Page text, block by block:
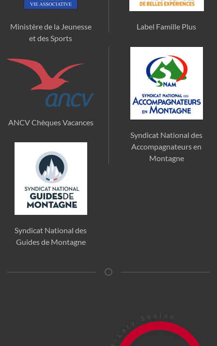
Ministère de la Jeunesse
et des Sports
Label Famille Plus
ANCV Chèques Vacances
Syndicat National des
Accompagnateurs en
Montagne
Syndicat National des
Guides de Montagne